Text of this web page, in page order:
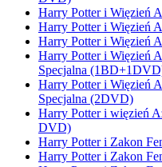
Harry Potter i Więzień
Harry Potter i Więzień
Harry Potter i Więzień
Harry Potter i Więzień
Specjalna
Harry Potter i Więzień
Specjalna (2DVD)
Harry Potter i więzień
DVD)
Harry Potter i Zakon
Harry Potter i Zakon